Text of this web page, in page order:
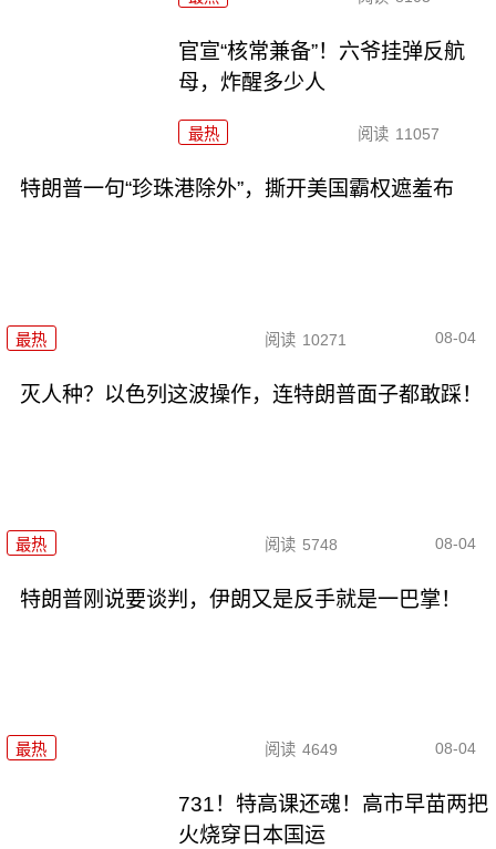
官宣“核常兼备”！六爷挂弹反航
母，炸醒多少人
最热 阅读 11057
特朗普一句“珍珠港除外”，撕开美国霸权遮羞布
最热 阅读 10271 08-04
灭人种？以色列这波操作，连特朗普面子都敢踩！
最热 阅读 5748 08-04
特朗普刚说要谈判，伊朗又是反手就是一巴掌！
最热 阅读 4649 08-04
731！特高课还魂！高市早苗两把
火烧穿日本国运